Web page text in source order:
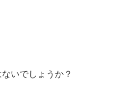
いでしょうか？